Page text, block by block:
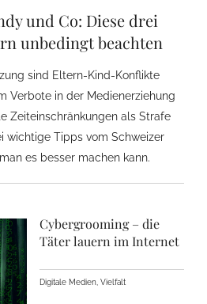
und Co: Diese drei
unbedingt beachten
sind Eltern-Kind-Konflikte
Verbote in der Medienerziehung
Zeiteinschränkungen als Strafe
wichtige Tipps vom Schweizer
es besser machen kann.
Cybergrooming – die
Täter lauern im Internet
Digitale Medien, Vielfalt